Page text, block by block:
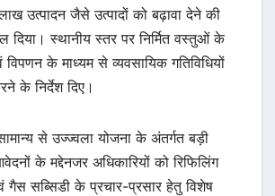
उत्पादन जैसे उत्पादों को बढ़ावा देने की
स्थानीय स्तर पर निर्मित वस्तुओं के
विपणन के माध्यम से व्यवसायिक गतिविधियों
के निर्देश दिए।
से उज्ज्वला योजना के अंतर्गत बड़ी
के मद्देनजर अधिकारियों को रिफिलिंग
गैस सब्सिडी के प्रचार-प्रसार हेतु विशेष